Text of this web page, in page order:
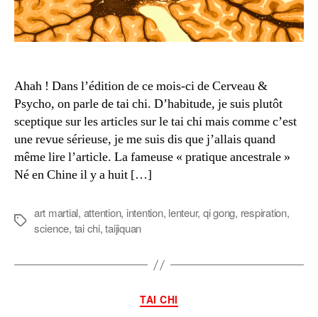
Ahah ! Dans l’édition de ce mois-ci de Cerveau &
Psycho, on parle de tai chi. D’habitude, je suis plutôt
sceptique sur les articles sur le tai chi mais comme c’est
une revue sérieuse, je me suis dis que j’allais quand
même lire l’article. La fameuse « pratique ancestrale »
Né en Chine il y a huit […]
Étiquettes
art martial, attention, intention, lenteur, qi gong, respiration,
science, tai chi,taijiquan
Catégories
TAI CHI